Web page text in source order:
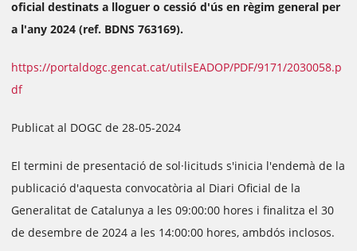
oficial destinats a lloguer o cessió d'ús en règim general per
a l'any 2024 (ref. BDNS 763169).
https://portaldogc.gencat.cat/utilsEADOP/PDF/9171/2030058.p
df
Publicat al DOGC de 28-05-2024
El termini de presentació de sol·licituds s'inicia l'endemà de la
publicació d'aquesta convocatòria al Diari Oficial de la
Generalitat de Catalunya a les 09:00:00 hores i finalitza el 30
de desembre de 2024 a les 14:00:00 hores, ambdós inclosos.